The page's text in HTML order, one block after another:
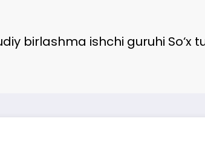
birlashma ishchi guruhi So‘x